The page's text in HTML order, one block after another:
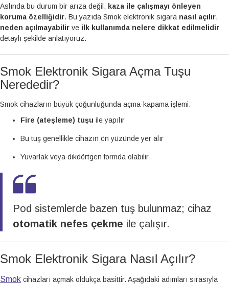
Aslında bu durum bir arıza değil, kaza ile çalışmayı önleyen
koruma özelliğidir. Bu yazıda Smok elektronik sigara nasıl açılır,
neden açılmayabilir ve ilk kullanımda nelere dikkat edilmelidir
detaylı şekilde anlatıyoruz.
Smok Elektronik Sigara Açma Tuşu
Nerededir?
Smok cihazların büyük çoğunluğunda açma-kapama işlemi:
Fire (ateşleme) tuşu ile yapılır
Bu tuş genellikle cihazın ön yüzünde yer alır
Yuvarlak veya dikdörtgen formda olabilir
Pod sistemlerde bazen tuş bulunmaz; cihaz
otomatik nefes çekme ile çalışır.
Smok Elektronik Sigara Nasıl Açılır?
Smok cihazları açmak oldukça basittir. Aşağıdaki adımları sırasıyla